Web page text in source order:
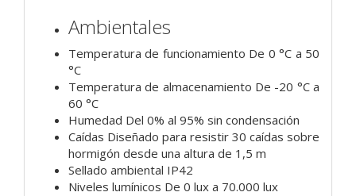
Ambientales
Temperatura de funcionamiento De 0 °C a 50
°C
Temperatura de almacenamiento De -20 °C a
60 °C
Humedad Del 0% al 95% sin condensación
Caídas Diseñado para resistir 30 caídas sobre
hormigón desde una altura de 1,5 m
Sellado ambiental IP42
Niveles lumínicos De 0 lux a 70.000 lux